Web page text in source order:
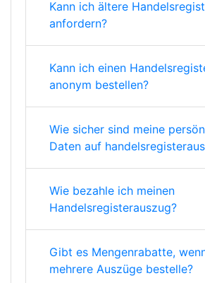
Kann ich ältere
anfordern?
Kann ich einen
anonym bestellen?
Wie sicher sind meine
Daten auf
Wie bezahle ich meinen
Handelsregisterauszug?
Gibt es Mengenrabatte,
mehrere Auszüge bestelle?